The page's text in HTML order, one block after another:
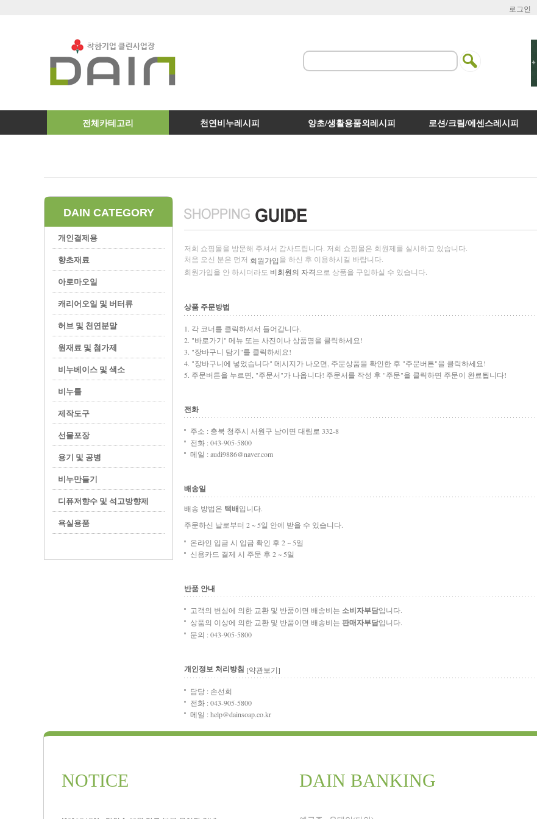
로그인
전체카테고리 천연비누레시피 양초/생활용품외레시피 로션/크림/에센스레시피
DAIN CATEGORY
개인결제용
향초재료
아로마오일
캐리어오일 및 버터류
허브 및 천연분말
원재료 및 첨가제
비누베이스 및 색소
비누틀
제작도구
선물포장
용기 및 공병
비누만들기
디퓨저향수 및 석고방향제
욕실용품
저희 쇼핑몰을 방문해 주셔서 감사드립니다. 저희 쇼핑몰은 회원제를 실시하고 있습니다.
처음 오신 분은 먼저 회원가입을 하신 후 이용하시길 바랍니다.
회원가입을 안 하시더라도 비회원의 자격 으로 상품을 구입하실 수 있습니다.
상품 주문방법
1. 각 코너를 클릭하셔서 들어갑니다.
2. "바로가기" 메뉴 또는 사진이나 상품명을 클릭하세요!
3. "장바구니 담기"를 클릭하세요!
4. "장바구니에 넣었습니다" 메시지가 나오면, 주문상품을 확인한 후 "주문버튼"을 클릭하세요!
5. 주문버튼을 누르면, "주문서"가 나옵니다! 주문서를 작성 후 "주문"을 클릭하면 주문이 완료됩니다!
전화
주소 : 충북 청주시 서원구 남이면 대림로 332-8
전화 : 043-905-5800
메일 : audi9886@naver.com
배송일
배송 방법은 택배입니다.
주문하신 날로부터 2 ~ 5일 안에 받을 수 있습니다.
온라인 입금 시 입금 확인 후 2 ~ 5일
신용카드 결제 시 주문 후 2 ~ 5일
반품 안내
고객의 변심에 의한 교환 및 반품이면 배송비는 소비자부담입니다.
상품의 이상에 의한 교환 및 반품이면 배송비는 판매자부담입니다.
문의 : 043-905-5800
개인정보 처리방침 [약관보기]
담당 : 손선희
전화 : 043-905-5800
메일 : help@dainsoap.co.kr
NOTICE DAIN BANKING